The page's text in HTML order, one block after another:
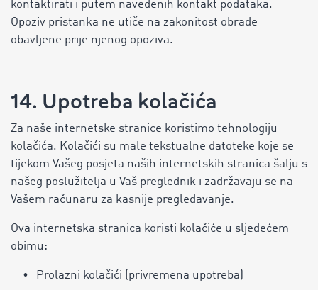
kontaktirati i putem navedenih kontakt podataka.
Opoziv pristanka ne utiče na zakonitost obrade
obavljene prije njenog opoziva.
14. Upotreba kolačića
Za naše internetske stranice koristimo tehnologiju
kolačića. Kolačići su male tekstualne datoteke koje se
tijekom Vašeg posjeta naših internetskih stranica šalju s
našeg poslužitelja u Vaš preglednik i zadržavaju se na
Vašem računaru za kasnije pregledavanje.
Ova internetska stranica koristi kolačiće u sljedećem
obimu:
Prolazni kolačići (privremena upotreba)